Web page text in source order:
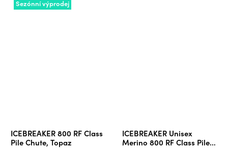
Sezónní výprodej
ICEBREAKER 800 RF Class
Pile Chute, Topaz
ICEBREAKER Unisex
Merino 800 RF Class Pile